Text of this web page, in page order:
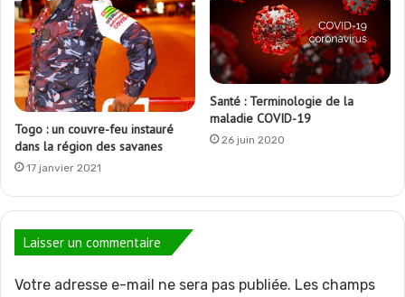
Togo : un couvre-feu instauré
dans la région des savanes
17 janvier 2021
Santé : Terminologie de la
maladie COVID-19
26 juin 2020
Laisser un commentaire
Votre adresse e-mail ne sera pas publiée. Les champs